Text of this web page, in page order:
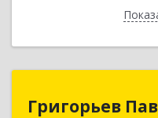
Григорьев